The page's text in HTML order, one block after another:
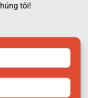
tôi!